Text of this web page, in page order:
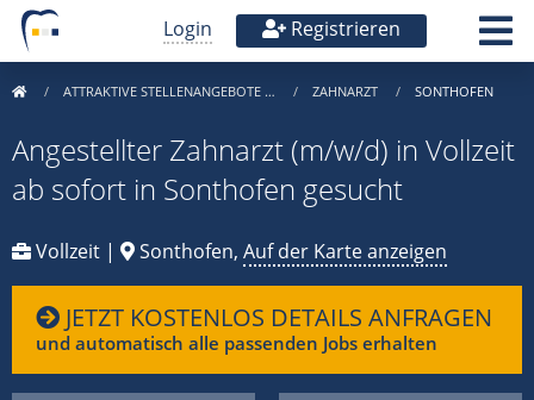
Login Registrieren
ATTRAKTIVE STELLENANGEBOTE … ZAHNARZT SONTHOFEN
Angestellter Zahnarzt (m/w/d) in Vollzeit
ab sofort in Sonthofen gesucht
Vollzeit | Sonthofen, Auf der Karte anzeigen
JETZT KOSTENLOS DETAILS ANFRAGEN
und automatisch alle passenden Jobs erhalten